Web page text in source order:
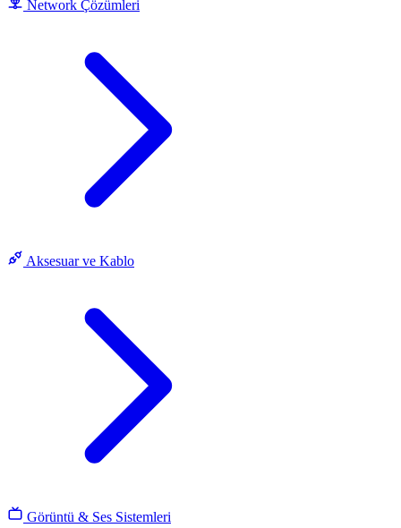
Network Çözümleri
Aksesuar ve Kablo
Görüntü & Ses Sistemleri